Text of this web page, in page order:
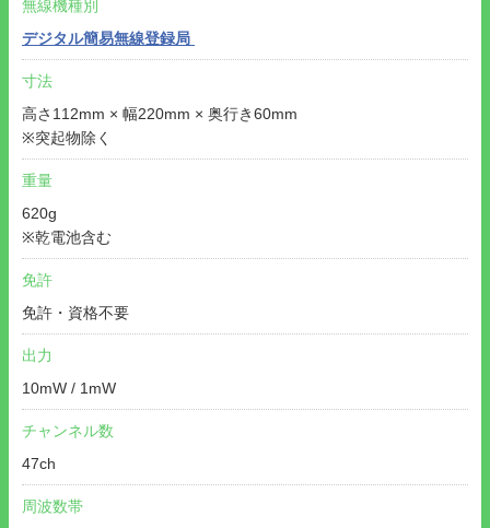
無線機種別
デジタル簡易無線登録局
寸法
高さ112mm × 幅220mm × 奥行き60mm
※突起物除く
重量
620g
※乾電池含む
免許
免許・資格不要
出力
10mW / 1mW
チャンネル数
47ch
周波数帯